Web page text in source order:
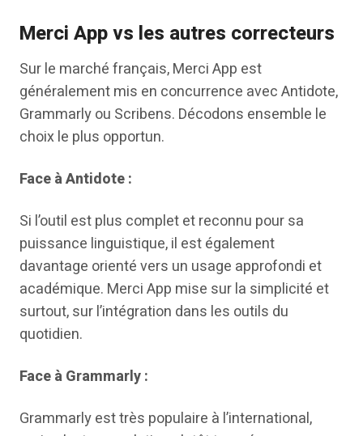
Merci App vs les autres correcteurs
Sur le marché français, Merci App est
généralement mis en concurrence avec Antidote,
Grammarly ou Scribens. Décodons ensemble le
choix le plus opportun.
Face à Antidote :
Si l’outil est plus complet et reconnu pour sa
puissance linguistique, il est également
davantage orienté vers un usage approfondi et
académique. Merci App mise sur la simplicité et
surtout, sur l’intégration dans les outils du
quotidien.
Face à Grammarly :
Grammarly est très populaire à l’international,